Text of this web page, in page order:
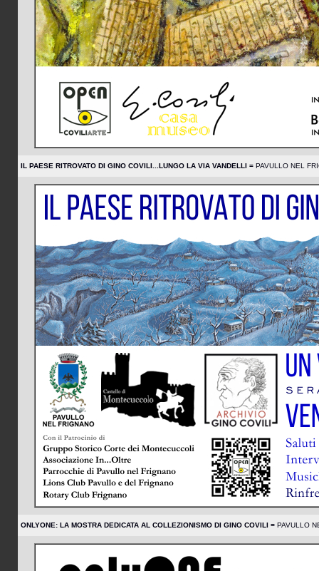
IL PAESE RITROVATO DI GINO COVILI...LUNGO LA VIA VANDELLI = PAVULLO NEL
ONLYONE: LA MOSTRA DEDICATA AL COLLEZIONISMO DI GINO COVILI = PAVULLO